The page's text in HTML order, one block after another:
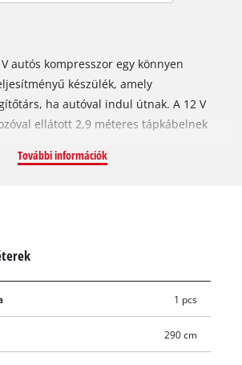
autós kompresszor egy könnyen
készülék, amely
ha autóval indul útnak. A 12 V
ellátott 2,9 méteres tápkábelnek
gyorsan az autók, motorkerékpárok vagy
lesz a munka, hiszen a mellékelt 3
és labda-) adapter segítségével így
is használhatja a készüléket.
További információk
1 pcs
290 cm